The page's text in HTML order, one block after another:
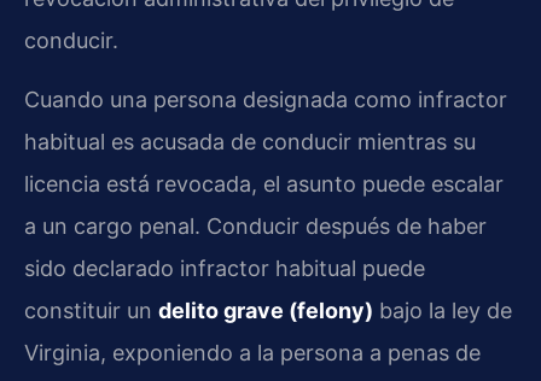
conducir.
Cuando una persona designada como infractor
habitual es acusada de conducir mientras su
licencia está revocada, el asunto puede escalar
a un cargo penal. Conducir después de haber
sido declarado infractor habitual puede
constituir un delito grave (felony) bajo la ley de
Virginia, exponiendo a la persona a penas de